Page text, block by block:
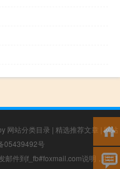
网站分类目录 | 精选推荐文章 |网站
05439492号
邮件到f_fb#foxmail.com说明，我们